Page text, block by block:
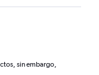
sin embargo,